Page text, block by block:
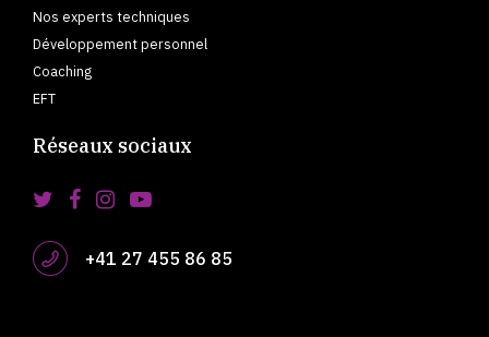
Nos experts techniques
Développement personnel
Coaching
EFT
Réseaux sociaux
+41 27 455 86 85